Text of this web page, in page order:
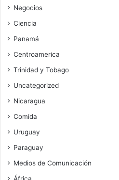
Negocios
Ciencia
Panamá
Centroamerica
Trinidad y Tobago
Uncategorized
Nicaragua
Comida
Uruguay
Paraguay
Medios de Comunicación